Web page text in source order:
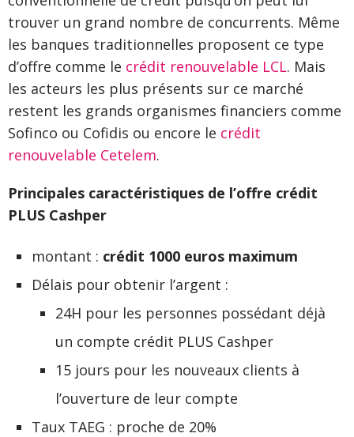
trouver un grand nombre de concurrents. Même
les banques traditionnelles proposent ce type
d’offre comme le crédit renouvelable LCL. Mais
les acteurs les plus présents sur ce marché
restent les grands organismes financiers comme
Sofinco ou Cofidis ou encore le crédit
renouvelable Cetelem.
Principales caractéristiques de l’offre crédit
PLUS Cashper
montant : crédit 1000 euros maximum
Délais pour obtenir l’argent :
24H pour les personnes possédant déjà
un compte crédit PLUS Cashper
15 jours pour les nouveaux clients à
l’ouverture de leur compte
Taux TAEG : proche de 20%